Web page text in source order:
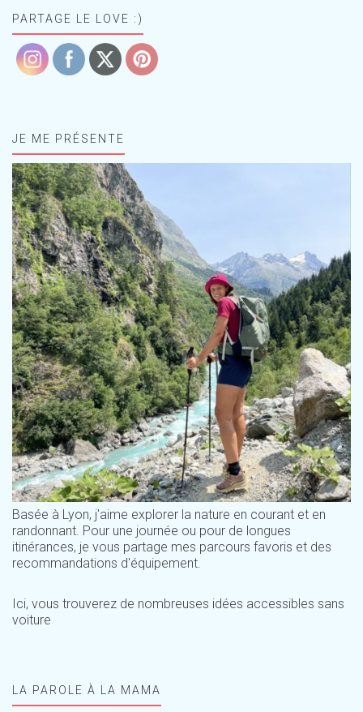
PARTAGE LE LOVE :)
JE ME PRÉSENTE
Basée à Lyon, j'aime explorer la nature en courant et en
randonnant. Pour une journée ou pour de longues
itinérances, je vous partage mes parcours favoris et des
recommandations d'équipement.
Ici, vous trouverez de nombreuses idées accessibles sans
voiture
LA PAROLE À LA MAMA